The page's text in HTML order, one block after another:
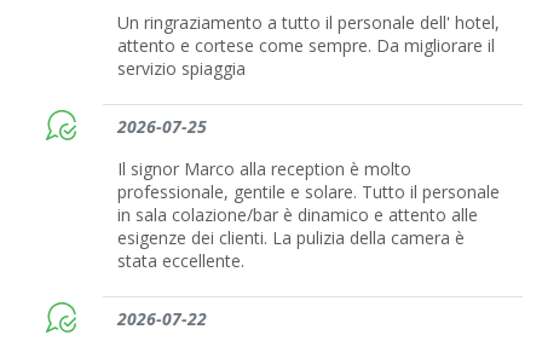
Un ringraziamento a tutto il personale dell' hotel,
attento e cortese come sempre. Da migliorare il
servizio spiaggia
2026-07-25
Il signor Marco alla reception è molto
professionale, gentile e solare. Tutto il personale
in sala colazione/bar è dinamico e attento alle
esigenze dei clienti. La pulizia della camera è
stata eccellente.
2026-07-22